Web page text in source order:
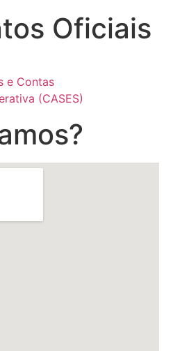
Oficiais
e Contas
(CASES)